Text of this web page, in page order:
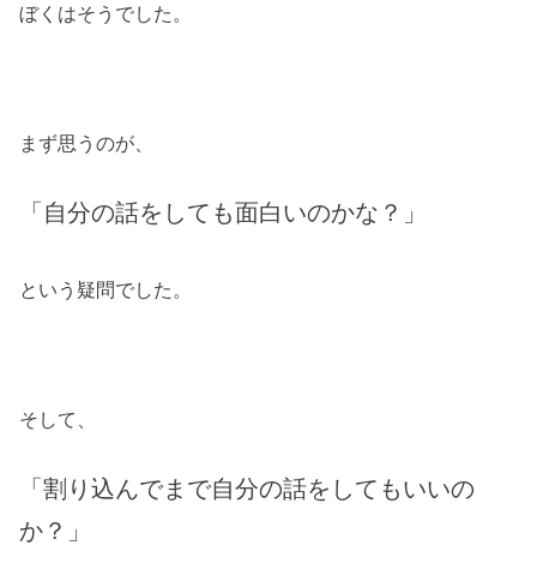
ぼくはそうでした。
まず思うのが、
「自分の話をしても面白いのかな？」
という疑問でした。
そして、
「割り込んでまで自分の話をしてもいいの
か？」